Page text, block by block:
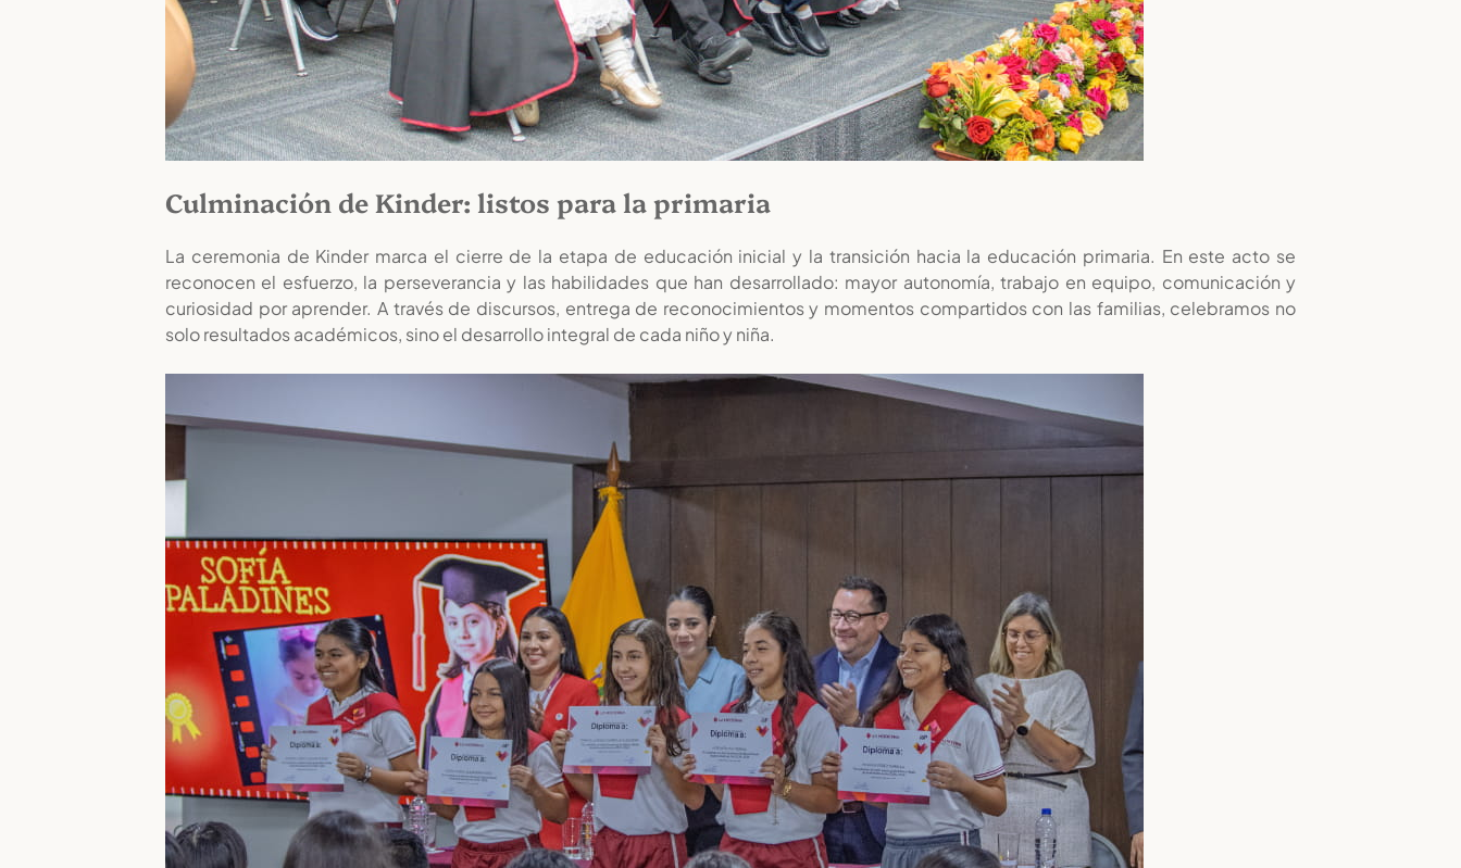
Culminación de Kinder: listos para la primaria
La ceremonia de Kinder marca el cierre de la etapa de educación inicial y la transición hacia la educación primaria. En este acto se
reconocen el esfuerzo, la perseverancia y las habilidades que han desarrollado: mayor autonomía, trabajo en equipo, comunicación y
curiosidad por aprender. A través de discursos, entrega de reconocimientos y momentos compartidos con las familias, celebramos no
solo resultados académicos, sino el desarrollo integral de cada niño y niña.